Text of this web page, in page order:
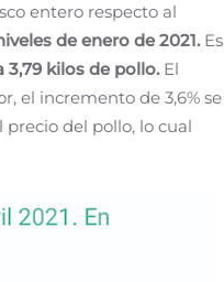
entero respecto al
de enero de 2021. Es
3,79 kilos de pollo. El
el incremento de 3,6% se
del pollo, lo cual